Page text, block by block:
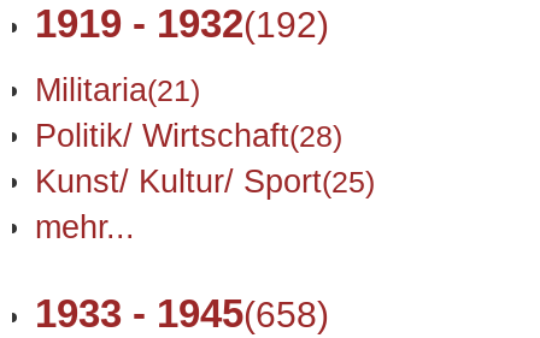
1919 - 1932(192)
Militaria(21)
Politik/ Wirtschaft(28)
Kunst/ Kultur/ Sport(25)
mehr...
1933 - 1945(658)